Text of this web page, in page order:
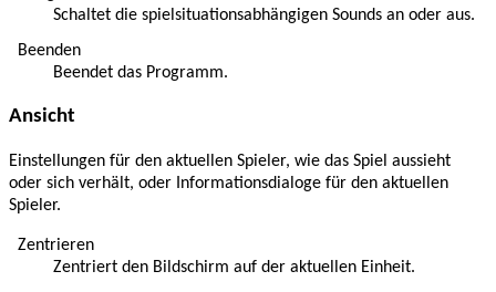
Schaltet die spielsituationsabhängigen Sounds an oder aus.
Beenden
Beendet das Programm.
Ansicht
Einstellungen für den aktuellen Spieler, wie das Spiel aussieht
oder sich verhält, oder Informationsdialoge für den aktuellen
Spieler.
Zentrieren
Zentriert den Bildschirm auf der aktuellen Einheit.